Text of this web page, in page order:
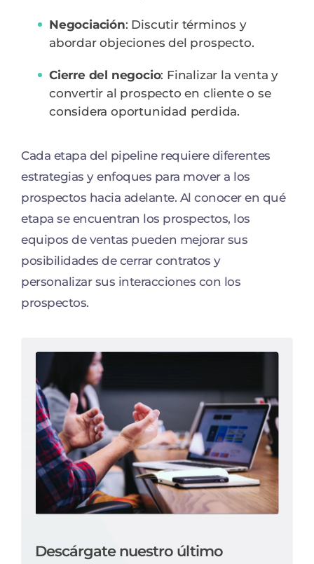
Negociación: Discutir términos y
abordar objeciones del prospecto.
Cierre del negocio: Finalizar la venta y
convertir al prospecto en cliente o se
considera oportunidad perdida.
Cada etapa del pipeline requiere diferentes
estrategias y enfoques para mover a los
prospectos hacia adelante. Al conocer en qué
etapa se encuentran los prospectos, los
equipos de ventas pueden mejorar sus
posibilidades de cerrar contratos y
personalizar sus interacciones con los
prospectos.
Descárgate nuestro último